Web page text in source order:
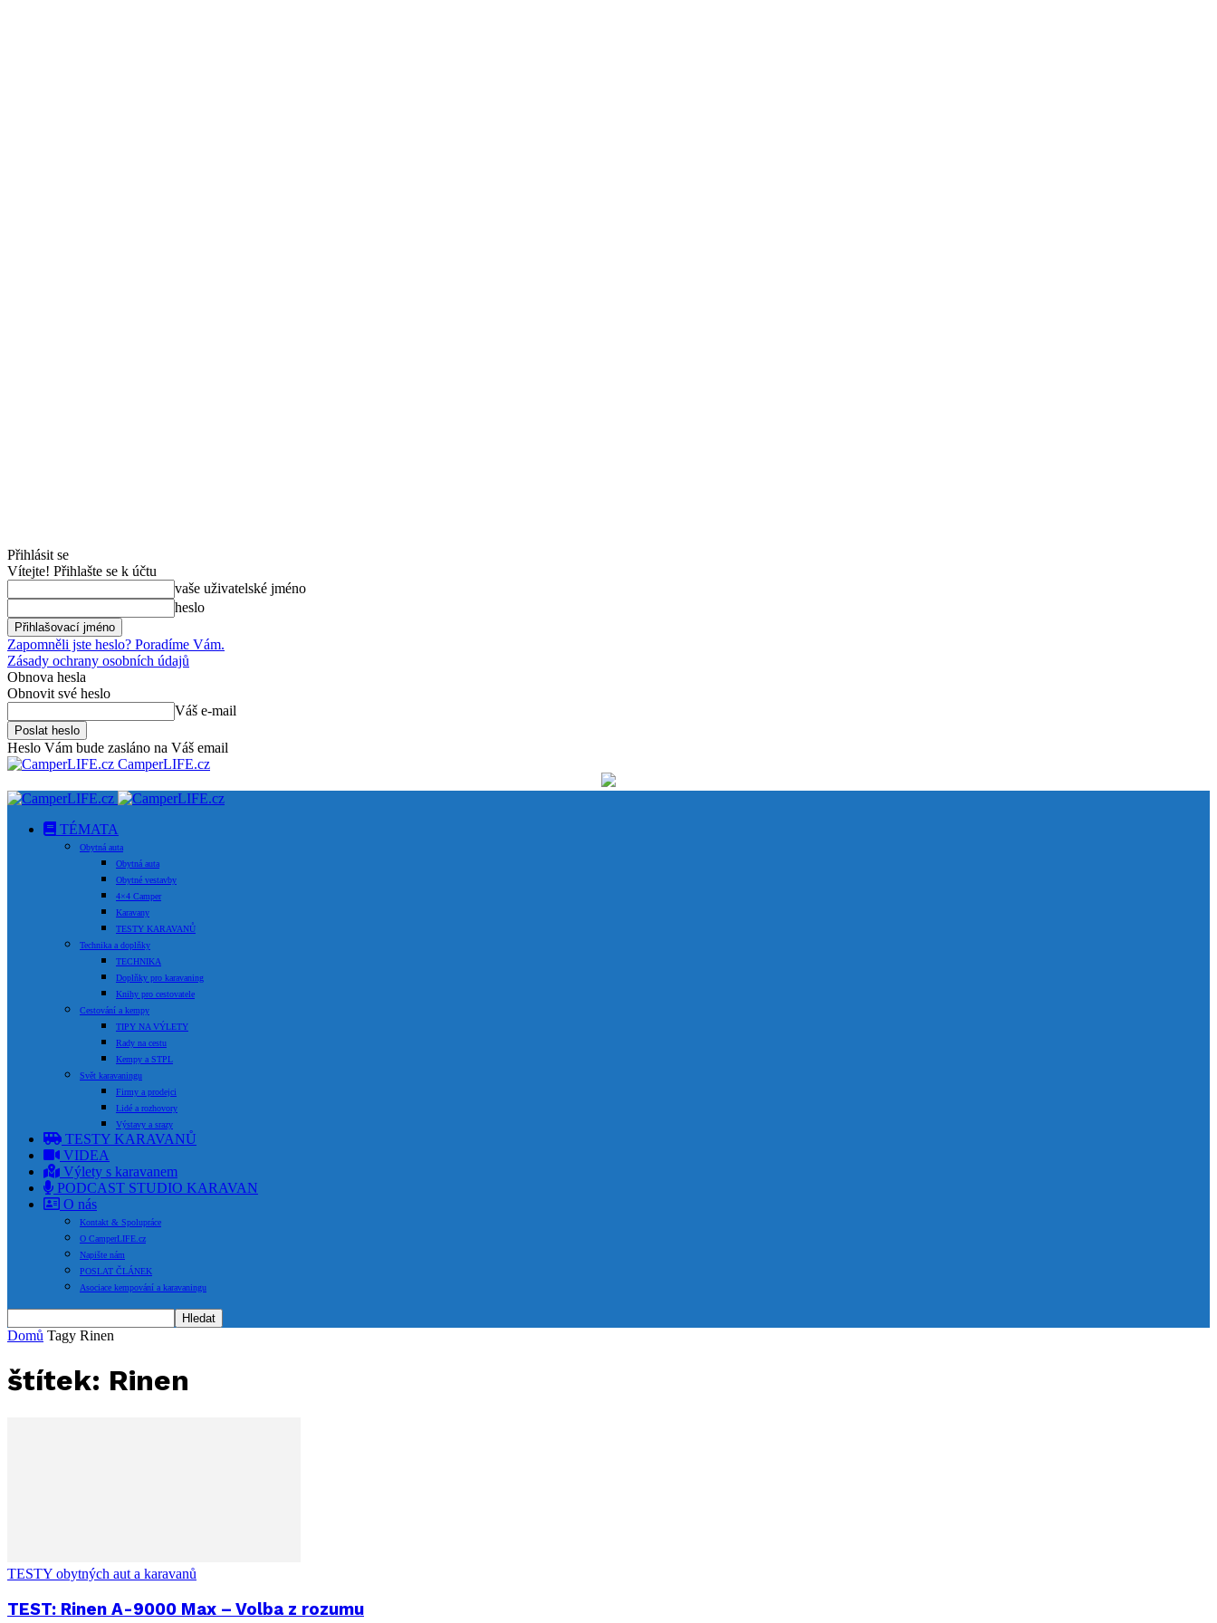
Přihlásit se
Vítejte! Přihlašte se k účtu
vaše uživatelské jméno
heslo
Zapomněli jste heslo? Poradíme Vám.
Zásady ochrany osobních údajů
Obnova hesla
Obnovit své heslo
Váš e-mail
Heslo Vám bude zasláno na Váš email
CamperLIFE.cz
TÉMATA
Obytná auta
Obytná auta
Obytné vestavby
4×4 Camper
Karavany
TESTY KARAVANŮ
Technika a doplňky
TECHNIKA
Doplňky pro karavaning
Knihy pro cestovatele
Cestování a kempy
TIPY NA VÝLETY
Rady na cestu
Kempy a STPL
Svět karavaningu
Firmy a prodejci
Lidé a rozhovory
Výstavy a srazy
TESTY KARAVANŮ
VIDEA
Výlety s karavanem
PODCAST STUDIO KARAVAN
O nás
Kontakt & Spolupráce
O CamperLIFE.cz
Napište nám
POSLAT ČLÁNEK
Asociace kempování a karavaningu
Domů Tagy Rinen
štítek: Rinen
TESTY obytných aut a karavanů
TEST: Rinen A-9000 Max – Volba z rozumu